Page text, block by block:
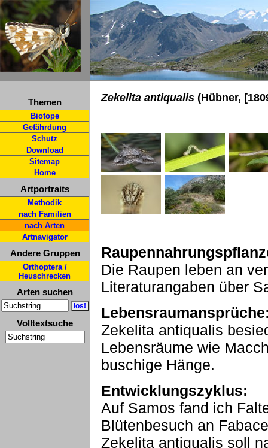
Themen
Biotope
Gefährdung
Schutz
Download
Sitemap
Home
Artportraits
Methodik
nach Familien
nach Arten
Artnavigator
Andere Gruppen
Orthoptera /
Heuschrecken
Arten suchen
Volltextsuche
Zekelita antiqualis (Hübner,
Die Raupen leben an
Literaturangaben über
Zekelita antiqualis
Lebensräume wie
buschige Hänge.
Entwicklungszyklus:
Auf Samos fand ich
Blütenbesuch an
Zekelita antiqualis soll